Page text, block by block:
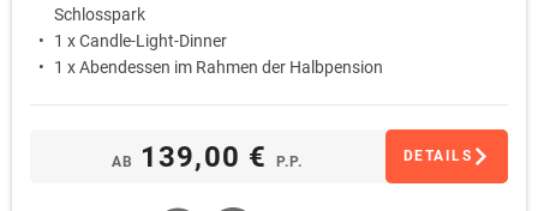
Schlosspark
1 x Candle-Light-Dinner
1 x Abendessen im Rahmen der Halbpension
AB 139,00 € P.P. DETAILS